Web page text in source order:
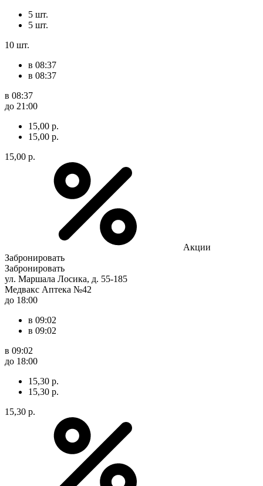
5 шт.
5 шт.
10 шт.
в 08:37
в 08:37
в 08:37
до 21:00
15,00 р.
15,00 р.
15,00 р.
Акции
Забронировать
Забронировать
ул. Маршала Лосика, д. 55-185
Медвакс Аптека №42
до 18:00
в 09:02
в 09:02
в 09:02
до 18:00
15,30 р.
15,30 р.
15,30 р.